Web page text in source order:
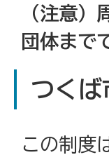
（注意
団体まで
つく
この制度